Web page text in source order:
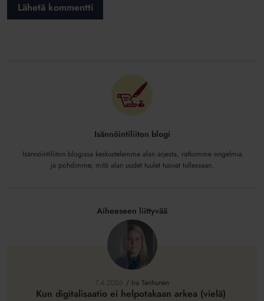
Isännöintiliiton blogi
Isännöintiliiton blogissa keskustelemme alan arjesta, ratkomme ongelmia
ja pohdimme, mitä alan uudet tuulet tuovat tullessaan.
Aiheeseen liittyvää
helpotakaan
7.4.2026 / Ira Tenhunen
Kun digitalisaatio ei helpotakaan arkea (vielä)